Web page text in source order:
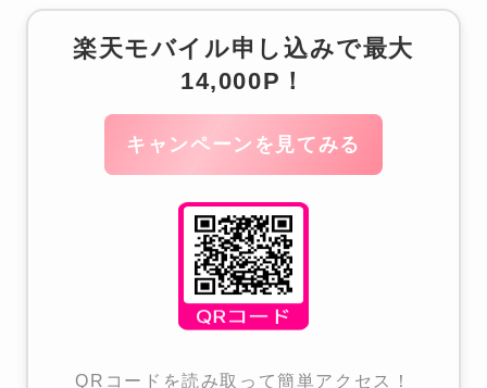
楽天モバイル申し込みで最大
14,000P！
キャンペーンを見てみる
QRコードを読み取って簡単アクセス！